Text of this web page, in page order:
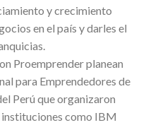
y crecimiento
en el país y darles el
Proemprender planean
para Emprendedores de
Perú que organizaron
instituciones como IBM